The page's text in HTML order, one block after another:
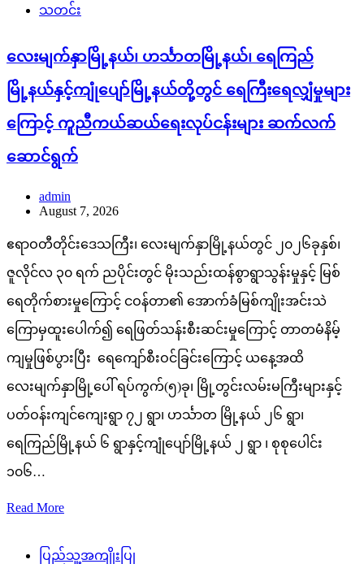
သတင်း
လေးမျက်နှာမြို့နယ်၊ ဟင်္သာတမြို့နယ်၊ ရေကြည်
မြို့နယ်နှင့်ကျုံပျော်မြို့နယ်တို့တွင် ရေကြီးရေလျှံမှုများ
ကြောင့် ကူညီကယ်ဆယ်ရေးလုပ်ငန်းများ ဆက်လက်
ဆောင်ရွက်
admin
August 7, 2026
ဧရာဝတီတိုင်းဒေသကြီး၊ လေးမျက်နှာမြို့နယ်တွင် ၂၀၂၆ခုနှစ်၊
ဇူလိုင်လ ၃၀ ရက် ညပိုင်းတွင် မိုးသည်းထန်စွာရွာသွန်းမှုနှင့် မြစ်
ရေတိုက်စားမှုကြောင့် ငဝန်တာ၏ အောက်ခံမြစ်ကျိုးအင်းသဲ
ကြောမှထူးပေါက်၍ ရေဖြတ်သန်းစီးဆင်းမှုကြောင့် တာတမံနိမ့်
ကျမှုဖြစ်ပွားပြီး ရေကျော်စီးဝင်ခြင်းကြောင့် ယနေ့အထိ
လေးမျက်နှာမြို့ပေါ် ရပ်ကွက်(၅)ခု၊ မြို့တွင်းလမ်းမကြီးများနှင့်
ပတ်ဝန်းကျင်ကျေးရွာ ၇၂ ရွာ၊ ဟင်္သာတ မြို့နယ် ၂၆ ရွာ၊
ရေကြည်မြို့နယ် ၆ ရွာနှင့်ကျုံပျော်မြို့နယ် ၂ ရွာ ၊ စုစုပေါင်း
၁၀၆…
Read More
ပြည်သူ့အကျိုးပြု